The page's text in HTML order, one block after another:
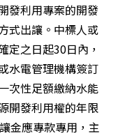
發利用專案的開發
式出讓。中標人或
定之日起30日內，
水電管理機構簽訂
次性足額繳納水能
開發利用權的年限
金應專款專用，主